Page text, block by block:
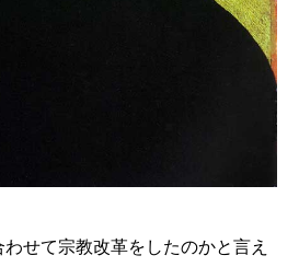
せて宗教改革をしたのかと言え